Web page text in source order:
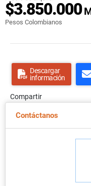
$3.850.000
Pesos Colombianos
Descargar
información
Compartir
Contáctanos